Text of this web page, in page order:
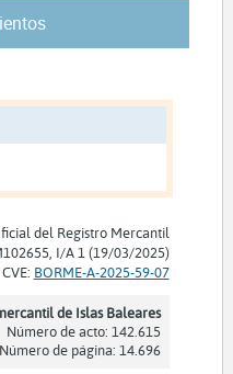
del Registro Mercantil
I/A 1 (19/03/2025)
CVE: BORME-A-2025-59-07
de Islas Baleares
Número de acto: 142.615
Número de página: 14.696